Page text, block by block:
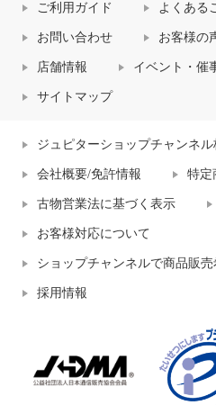
ご利用ガイド よくある
お問い合わせ お客様の
店舗情報 イベント・催
サイトマップ
ジュピターショップチャンネ
会社概要/免許情報 特定
古物営業法に基づく表示
お客様対応について
ショップチャンネルで商品販
採用情報